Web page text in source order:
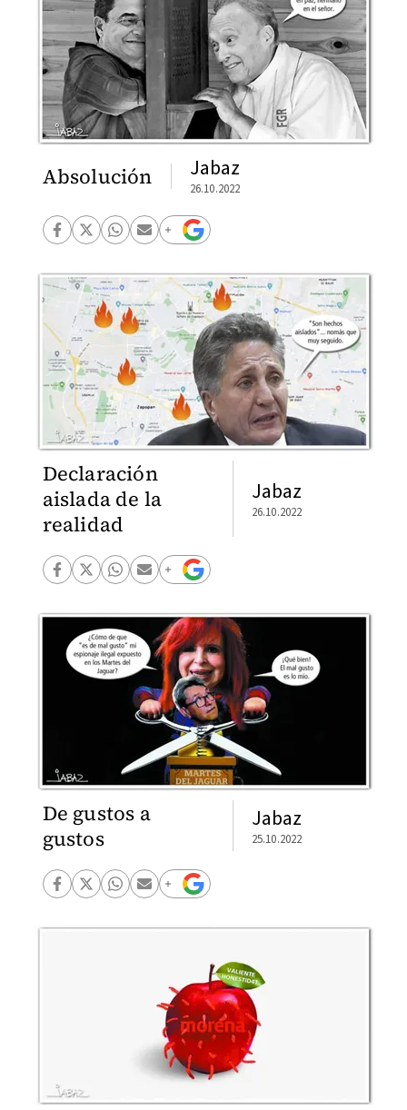
Absolución Jabaz
26.10.2022
Declaración
aislada de la
realidad
Jabaz
26.10.2022
De gustos a
gustos
Jabaz
25.10.2022